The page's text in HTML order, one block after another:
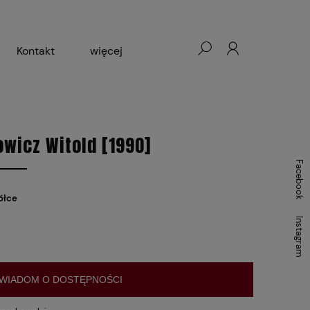
Kontakt więcej
Witold [1990]
O DOSTĘPNOŚCI
Facebook
Instagram